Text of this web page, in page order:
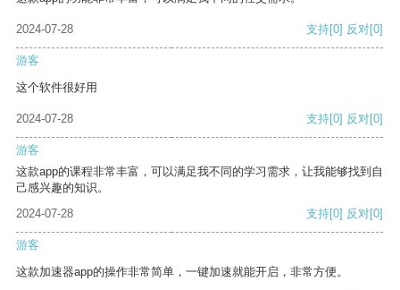
2024-07-28 支持[0] 反对[0]
游客
这个软件很好用
2024-07-28 支持[0] 反对[0]
游客
这款app的课程非常丰富，可以满足我不同的学习需求，让我能够找到自
己感兴趣的知识。
2024-07-28
支持[0] 反对[0]
游客
这款加速器app的操作非常简单，一键加速就能开启，非常方便。